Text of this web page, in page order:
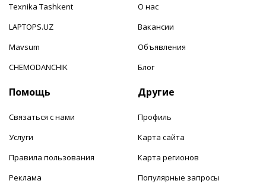
Texnika Tashkent
LAPTOPS.UZ
Mavsum
CHEMODANCHIK
О нас
Вакансии
Объявления
Блог
Помощь
Связаться с нами
Услуги
Правила пользования
Реклама
Другие
Профиль
Карта сайта
Карта регионов
Популярные запросы